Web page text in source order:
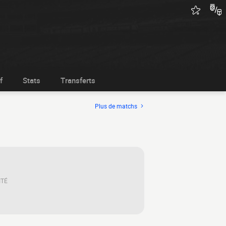
Stats Transferts
Plus de matchs